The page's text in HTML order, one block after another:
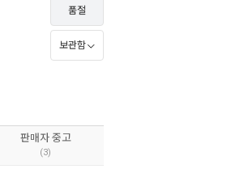
품절
보관함
판매자 중고
(3)